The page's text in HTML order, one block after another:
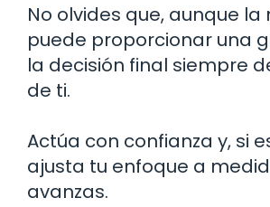
No olvides que, aunque
puede proporcionar una
la decisión final siempre
de ti.
Actúa con confianza y, si
ajusta tu enfoque a
avanzas.